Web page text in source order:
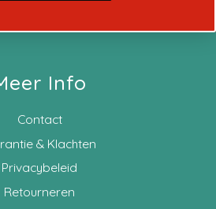
Info
Contact
& Klachten
Privacybeleid
Retourneren